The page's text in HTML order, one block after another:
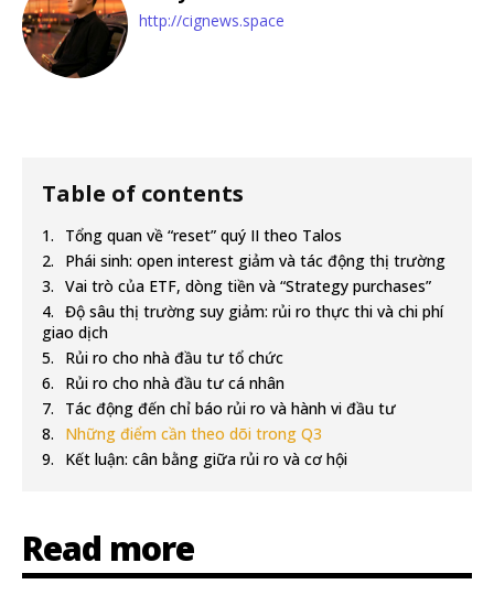
http://cignews.space
Table of contents
Tổng quan về “reset” quý II theo Talos
Phái sinh: open interest giảm và tác động thị trường
Vai trò của ETF, dòng tiền và “Strategy purchases”
Độ sâu thị trường suy giảm: rủi ro thực thi và chi phí
giao dịch
Rủi ro cho nhà đầu tư tổ chức
Rủi ro cho nhà đầu tư cá nhân
Tác động đến chỉ báo rủi ro và hành vi đầu tư
Những điểm cần theo dõi trong Q3
Kết luận: cân bằng giữa rủi ro và cơ hội
Read more